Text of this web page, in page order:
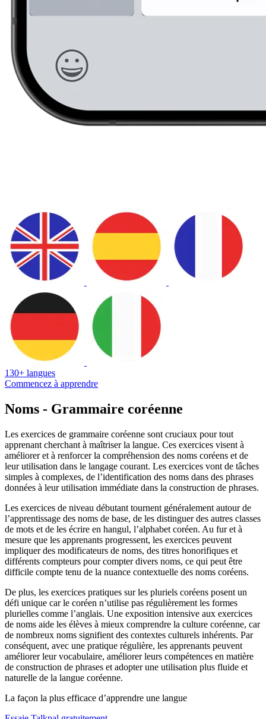
130+ langues
Commencez à apprendre
Noms - Grammaire coréenne
Les exercices de grammaire coréenne sont cruciaux pour tout
apprenant cherchant à maîtriser la langue. Ces exercices visent à
améliorer et à renforcer la compréhension des noms coréens et de
leur utilisation dans le langage courant. Les exercices vont de tâches
simples à complexes, de l’identification des noms dans des phrases
données à leur utilisation immédiate dans la construction de phrases.
Les exercices de niveau débutant tournent généralement autour de
l’apprentissage des noms de base, de les distinguer des autres classes
de mots et de les écrire en hangul, l’alphabet coréen. Au fur et à
mesure que les apprenants progressent, les exercices peuvent
impliquer des modificateurs de noms, des titres honorifiques et
différents compteurs pour compter divers noms, ce qui peut être
difficile compte tenu de la nuance contextuelle des noms coréens.
De plus, les exercices pratiques sur les pluriels coréens posent un
défi unique car le coréen n’utilise pas régulièrement les formes
plurielles comme l’anglais. Une exposition intensive aux exercices
de noms aide les élèves à mieux comprendre la culture coréenne, car
de nombreux noms signifient des contextes culturels inhérents. Par
conséquent, avec une pratique régulière, les apprenants peuvent
améliorer leur vocabulaire, améliorer leurs compétences en matière
de construction de phrases et adopter une utilisation plus fluide et
naturelle de la langue coréenne.
La façon la plus efficace d’apprendre une langue